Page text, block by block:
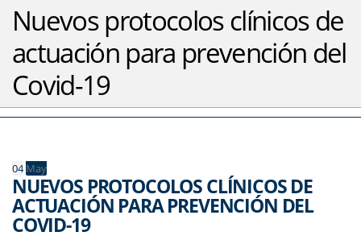
Nuevos protocolos clínicos de
actuación para prevención del
Covid-19
04 May
NUEVOS PROTOCOLOS CLÍNICOS DE
ACTUACIÓN PARA PREVENCIÓN DEL
COVID-19